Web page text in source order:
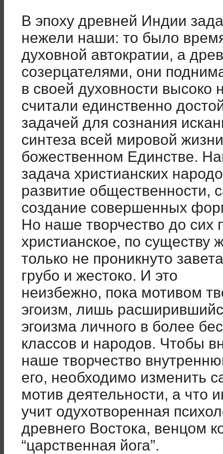
В эпоху древней Индии
нежели наши: то было
духовной автократии, а
созерцателями, они
в своей духовности
считали единственно
задачей для сознания
синтеза всей мировой
божественном Единстве.
задача христианских
развитие общественности,
создание совершенных
Но наше творчество до
христианское, по существу
только не проникнуто
грубо и жестоко. И это
неизбежно, пока мотивом
эгоизм, лишь
эгоизма личного в более
классов и народов. Чтобы
наше творчество
его, необходимо изменить
мотив деятельности, а что
учит одухотворенная
древнего Востока, венцом
“царственная йога”.